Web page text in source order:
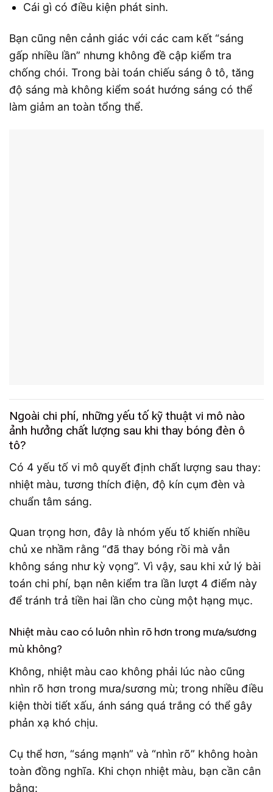
Cái gì có điều kiện phát sinh.
Bạn cũng nên cảnh giác với các cam kết “sáng
gấp nhiều lần” nhưng không đề cập kiểm tra
chống chói. Trong bài toán chiếu sáng ô tô, tăng
độ sáng mà không kiểm soát hướng sáng có thể
làm giảm an toàn tổng thể.
Ngoài chi phí, những yếu tố kỹ thuật vi mô nào
ảnh hưởng chất lượng sau khi thay bóng đèn ô
tô?
Có 4 yếu tố vi mô quyết định chất lượng sau thay:
nhiệt màu, tương thích điện, độ kín cụm đèn và
chuẩn tâm sáng.
Quan trọng hơn, đây là nhóm yếu tố khiến nhiều
chủ xe nhầm rằng “đã thay bóng rồi mà vẫn
không sáng như kỳ vọng”. Vì vậy, sau khi xử lý bài
toán chi phí, bạn nên kiểm tra lần lượt 4 điểm này
để tránh trả tiền hai lần cho cùng một hạng mục.
Nhiệt màu cao có luôn nhìn rõ hơn trong mưa/sương
mù không?
Không, nhiệt màu cao không phải lúc nào cũng
nhìn rõ hơn trong mưa/sương mù; trong nhiều điều
kiện thời tiết xấu, ánh sáng quá trắng có thể gây
phản xạ khó chịu.
Cụ thể hơn, “sáng mạnh” và “nhìn rõ” không hoàn
toàn đồng nghĩa. Khi chọn nhiệt màu, bạn cần cân
bằng: